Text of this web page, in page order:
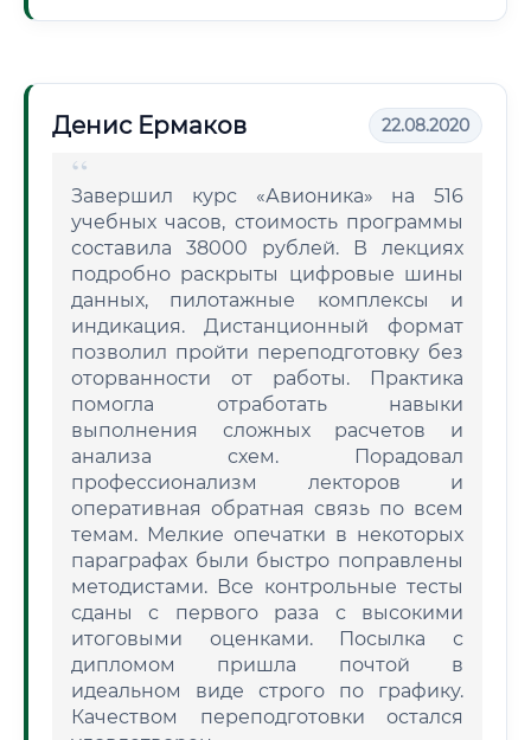
Денис Ермаков 22.08.2020
Завершил курс «Авионика» на 516
учебных часов, стоимость программы
составила 38000 рублей. В лекциях
подробно раскрыты цифровые шины
данных, пилотажные комплексы и
индикация. Дистанционный формат
позволил пройти переподготовку без
оторванности от работы. Практика
помогла отработать навыки
выполнения сложных расчетов и
анализа схем. Порадовал
профессионализм лекторов и
оперативная обратная связь по всем
темам. Мелкие опечатки в некоторых
параграфах были быстро поправлены
методистами. Все контрольные тесты
сданы с первого раза с высокими
итоговыми оценками. Посылка с
дипломом пришла почтой в
идеальном виде строго по графику.
Качеством переподготовки остался